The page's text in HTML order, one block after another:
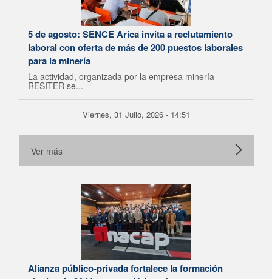
5 de agosto: SENCE Arica invita a reclutamiento
laboral con oferta de más de 200 puestos laborales
para la minería
La actividad, organizada por la empresa minería
RESITER se...
Viernes, 31 Julio, 2026 - 14:51
Ver más
Alianza público-privada fortalece la formación